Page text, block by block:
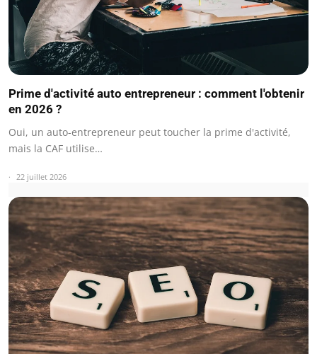
Prime d'activité auto entrepreneur : comment l'obtenir
en 2026 ?
Oui, un auto-entrepreneur peut toucher la prime d'activité,
mais la CAF utilise…
22 juillet 2026